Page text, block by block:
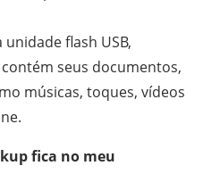
flash USB,
seus documentos,
músicas, toques, vídeos
fica no meu